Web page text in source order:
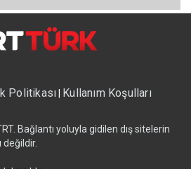
Politikası| Kullanım Koşulları
Bağlantı yoluyla gidilen dış sitelerin